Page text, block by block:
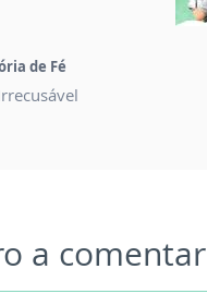
de Fé
a comentar